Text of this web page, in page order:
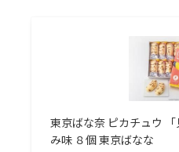
東京ばな奈 ピカチュウ
み味 ８個 東京ばなな